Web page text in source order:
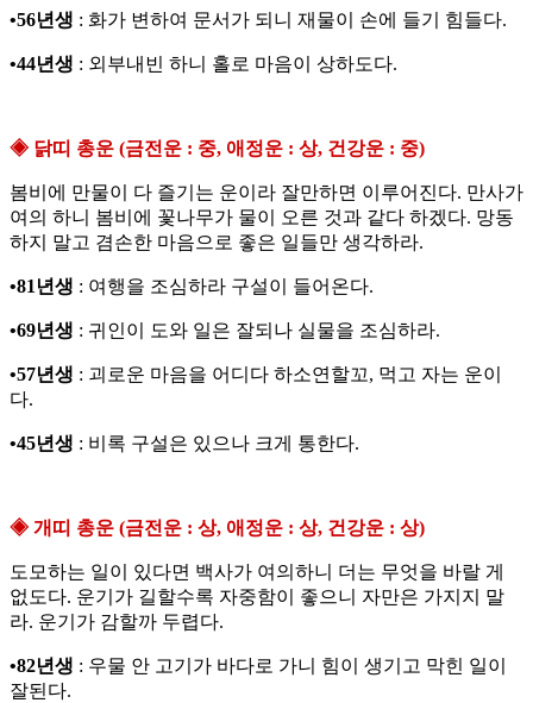
•56년생 : 화가 변하여 문서가 되니 재물이 손에 들기 힘들다.
•44년생 : 외부내빈 하니 홀로 마음이 상하도다.
◈ 닭띠 총운 (금전운 : 중, 애정운 : 상, 건강운 : 중)
봄비에 만물이 다 즐기는 운이라 잘만하면 이루어진다. 만사가
여의 하니 봄비에 꽃나무가 물이 오른 것과 같다 하겠다. 망동
하지 말고 겸손한 마음으로 좋은 일들만 생각하라.
•81년생 : 여행을 조심하라 구설이 들어온다.
•69년생 : 귀인이 도와 일은 잘되나 실물을 조심하라.
•57년생 : 괴로운 마음을 어디다 하소연할꼬, 먹고 자는 운이
다.
•45년생 : 비록 구설은 있으나 크게 통한다.
◈ 개띠 총운 (금전운 : 상, 애정운 : 상, 건강운 : 상)
도모하는 일이 있다면 백사가 여의하니 더는 무엇을 바랄 게
없도다. 운기가 길할수록 자중함이 좋으니 자만은 가지지 말
라. 운기가 감할까 두렵다.
•82년생 : 우물 안 고기가 바다로 가니 힘이 생기고 막힌 일이
잘된다.